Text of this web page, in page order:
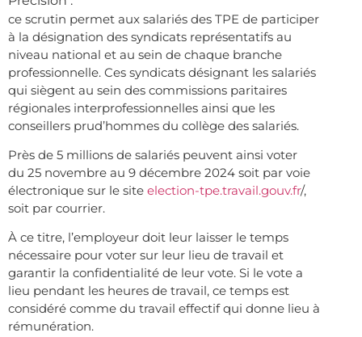
ce scrutin permet aux salariés des TPE de participer
à la désignation des syndicats représentatifs au
niveau national et au sein de chaque branche
professionnelle. Ces syndicats désignant les salariés
qui siègent au sein des commissions paritaires
régionales interprofessionnelles ainsi que les
conseillers prud’hommes du collège des salariés.
Près de 5 millions de salariés peuvent ainsi voter
du 25 novembre au 9 décembre 2024 soit par voie
électronique sur le site election-tpe.travail.gouv.fr/,
soit par courrier.
À ce titre, l’employeur doit leur laisser le temps
nécessaire pour voter sur leur lieu de travail et
garantir la confidentialité de leur vote. Si le vote a
lieu pendant les heures de travail, ce temps est
considéré comme du travail effectif qui donne lieu à
rémunération.